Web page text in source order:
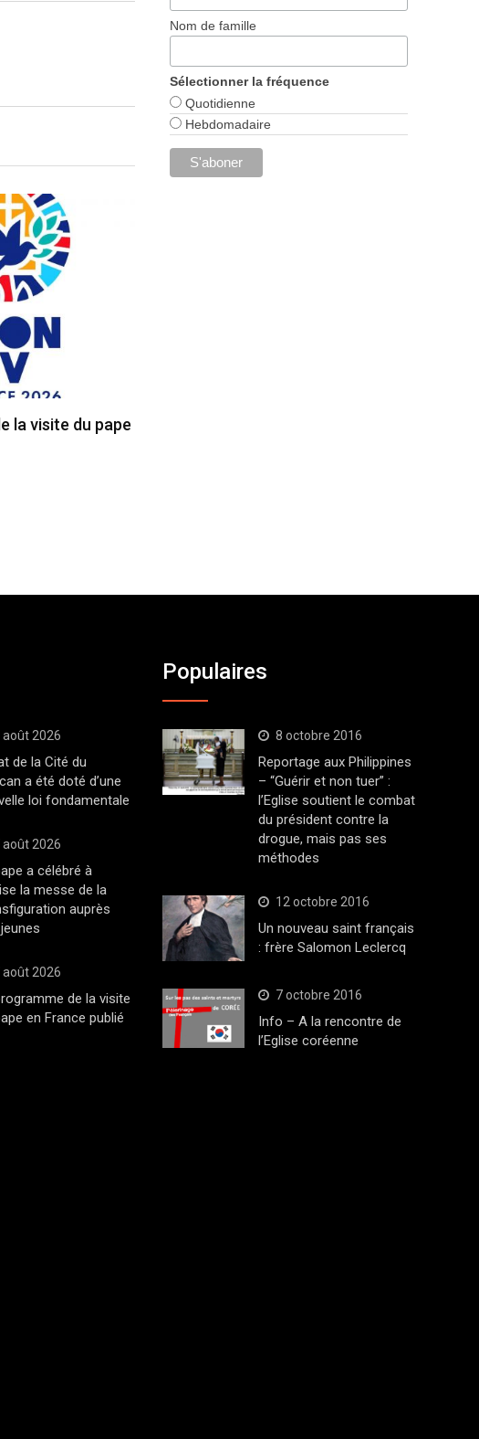
la visite du pape
Nom de famille
Sélectionner la fréquence
Quotidienne
Hebdomadaire
août 2026
de la Cité du
a été doté d’une
loi fondamentale
août 2026
a célébré à
la messe de la
auprès
août 2026
de la visite
en France publié
Populaires
8 octobre 2016
Reportage aux Philippines
– “Guérir et non tuer” :
l’Eglise soutient le combat
du président contre la
drogue, mais pas ses
méthodes
12 octobre 2016
Un nouveau saint français
: frère Salomon Leclercq
7 octobre 2016
Info – A la rencontre de
l’Eglise coréenne